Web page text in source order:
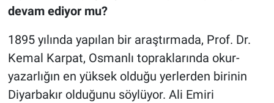
devam ediyor mu?
1895 yılında yapılan bir araştırmada, Prof. Dr.
Kemal Karpat, Osmanlı topraklarında okur-
yazarlığın en yüksek olduğu yerlerden birinin
Diyarbakır olduğunu söylüyor. Ali Emiri